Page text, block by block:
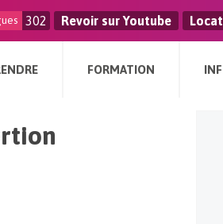
302 Revoir sur Youtube
FORMATION